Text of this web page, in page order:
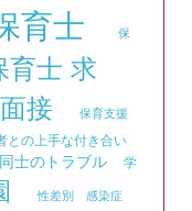
育士 保
育士 求
接
保育支援
との上手な付き合い
士のトラブル
学
性差別 感染症